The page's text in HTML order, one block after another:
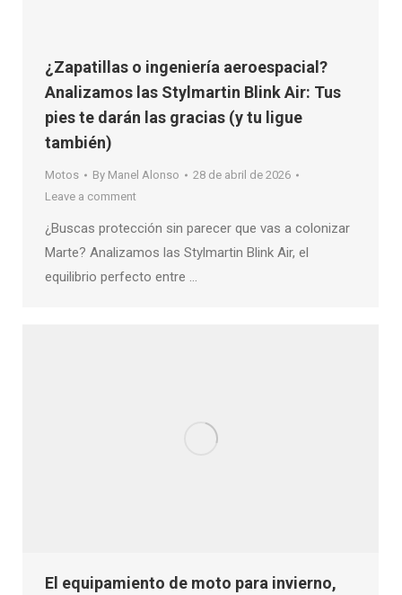
¿Zapatillas o ingeniería aeroespacial?
Analizamos las Stylmartin Blink Air: Tus
pies te darán las gracias (y tu ligue
también)
Motos By Manel Alonso
28 de abril de 2026
Leave a comment
¿Buscas protección sin parecer que vas a colonizar
Marte? Analizamos las Stylmartin Blink Air, el
equilibrio perfecto entre …
El equipamiento de moto para invierno,